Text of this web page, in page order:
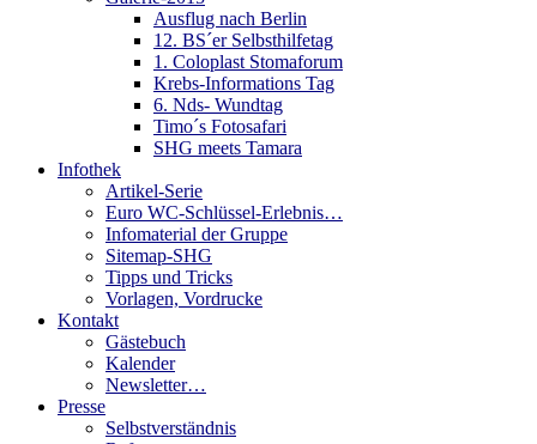
Ausflug nach Berlin
12. BS´er Selbsthilfetag
1. Coloplast Stomaforum
Krebs-Informations Tag
6. Nds- Wundtag
Timo´s Fotosafari
SHG meets Tamara
Infothek
Artikel-Serie
Euro WC-Schlüssel-Erlebnis…
Infomaterial der Gruppe
Sitemap-SHG
Tipps und Tricks
Vorlagen, Vordrucke
Kontakt
Gästebuch
Kalender
Newsletter…
Presse
Selbstverständnis